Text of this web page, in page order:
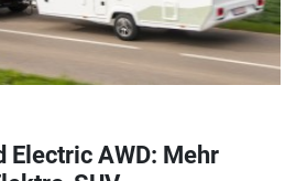
Electric AWD: Mehr